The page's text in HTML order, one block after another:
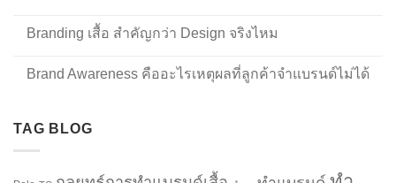
Branding เสื้อ สำคัญกว่า Design จริงไหม
Brand Awareness คืออะไรเหตุผลที่ลูกค้าจำแบรนด์ไม่ได้
TAG BLOG